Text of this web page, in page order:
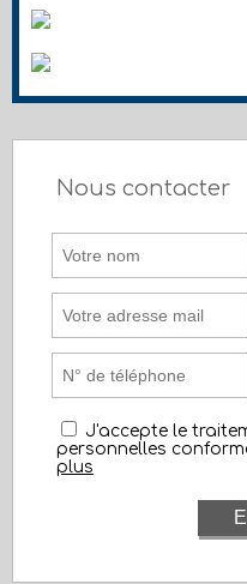
Nous contacter
J'accepte le
personnelles
plus